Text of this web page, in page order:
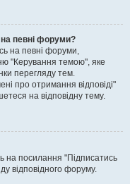
на певні форуми?
на певні форуми,
"Керування темою", яке
перегляду тем.
про отримання відповіді"
на відповідну тему.
на посилання "Підписатись
відповідного форуму.